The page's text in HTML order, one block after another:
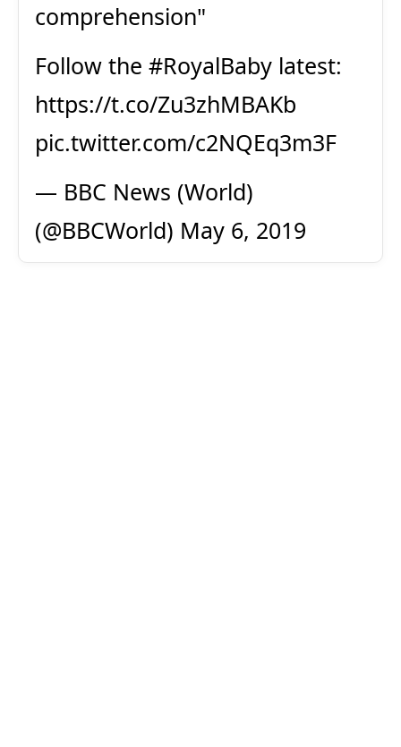
comprehension"
Follow the #RoyalBaby latest:
https://t.co/Zu3zhMBAKb
pic.twitter.com/c2NQEq3m3F
— BBC News (World)
(@BBCWorld) May 6, 2019